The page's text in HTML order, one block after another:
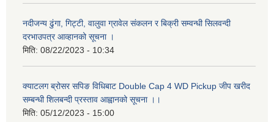
नदीजन्य ढुंगा, गिट्टी, वालुवा ग्रावेल संकलन र बिक्री सम्वन्धी सिलवन्दी
दरभाउपत्र आव्हानको सूचना ।
मिति: 08/22/2023 - 10:34
क्याटलग ब्रोसर सपिङ विधिबाट Double Cap 4 WD Pickup जीप खरीद
सम्बन्धी शिलबन्दी प्रस्ताव आह्वानको सूचना ।।
मिति: 05/12/2023 - 15:00